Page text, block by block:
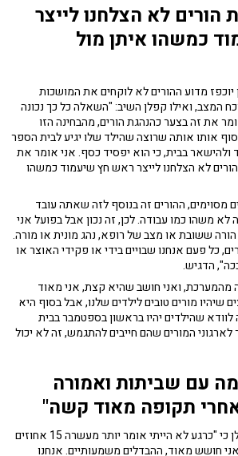
הורים לא הצלחנו לייצר
כמשהו איתן מול
מדוע ההורים לא לוקחים את המושכות
המצב, ואילו קפלן השיב: "השאלה כל כך נכונה
את זה בצער כהנהגת הורים, מהבחינה הזו
אותו אותה שרוצה שהילד שלו יגיע לבית הספר
בבית, כי הוא יפסיד כסף. אני אומר את
לא הצלחנו לייצר ראש חץ שיעמוד כמשהו
מסוימים, ההורים זה בנוסף לזה שאתה עובד
לא משהו כמו עבודה. לכן, זה נכון אבל בפועל אני
ששובת או מצב של רופא, נהג מונית או מורה.
כל פעם אנחנו שבויים בידי או פקידי האוצר או
הדגיש.
מהמערכת, ואני חושב שהיא קצת, אני מאוד
שיהיו מורים טובים לילדים שלנו, אבל בסוף היא
לוודא שהילדים יהיו בראשון בספטמבר בבית
המורים שהם חייבים להתגמש, זה לא יכול
עם שביתות ואמורה
תקופה מאוד קשה"
בסיום השיחה, העריך קפלן כי "כרגע לא הייתי אומר יותר מעשרה 15 אחוזים
חושש מאוד, ההבדלים משמעותיים. אנחנו